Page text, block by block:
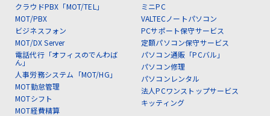
クラウドPBX「MOT/TEL」
MOT/PBX
ビジネスフォン
MOT/DX Server
電話代行「オフィスのでんわば
ん」
人事労務システム「MOT/HG」
MOT勤怠管理
MOTシフト
MOT経費精算
ミニPC
VALTECノートパソコン
PCサポート保守サービス
定額パソコン保守サービス
パソコン通販「PCバル」
パソコン修理
パソコンレンタル
法人PCワンストップサービス
キッティング